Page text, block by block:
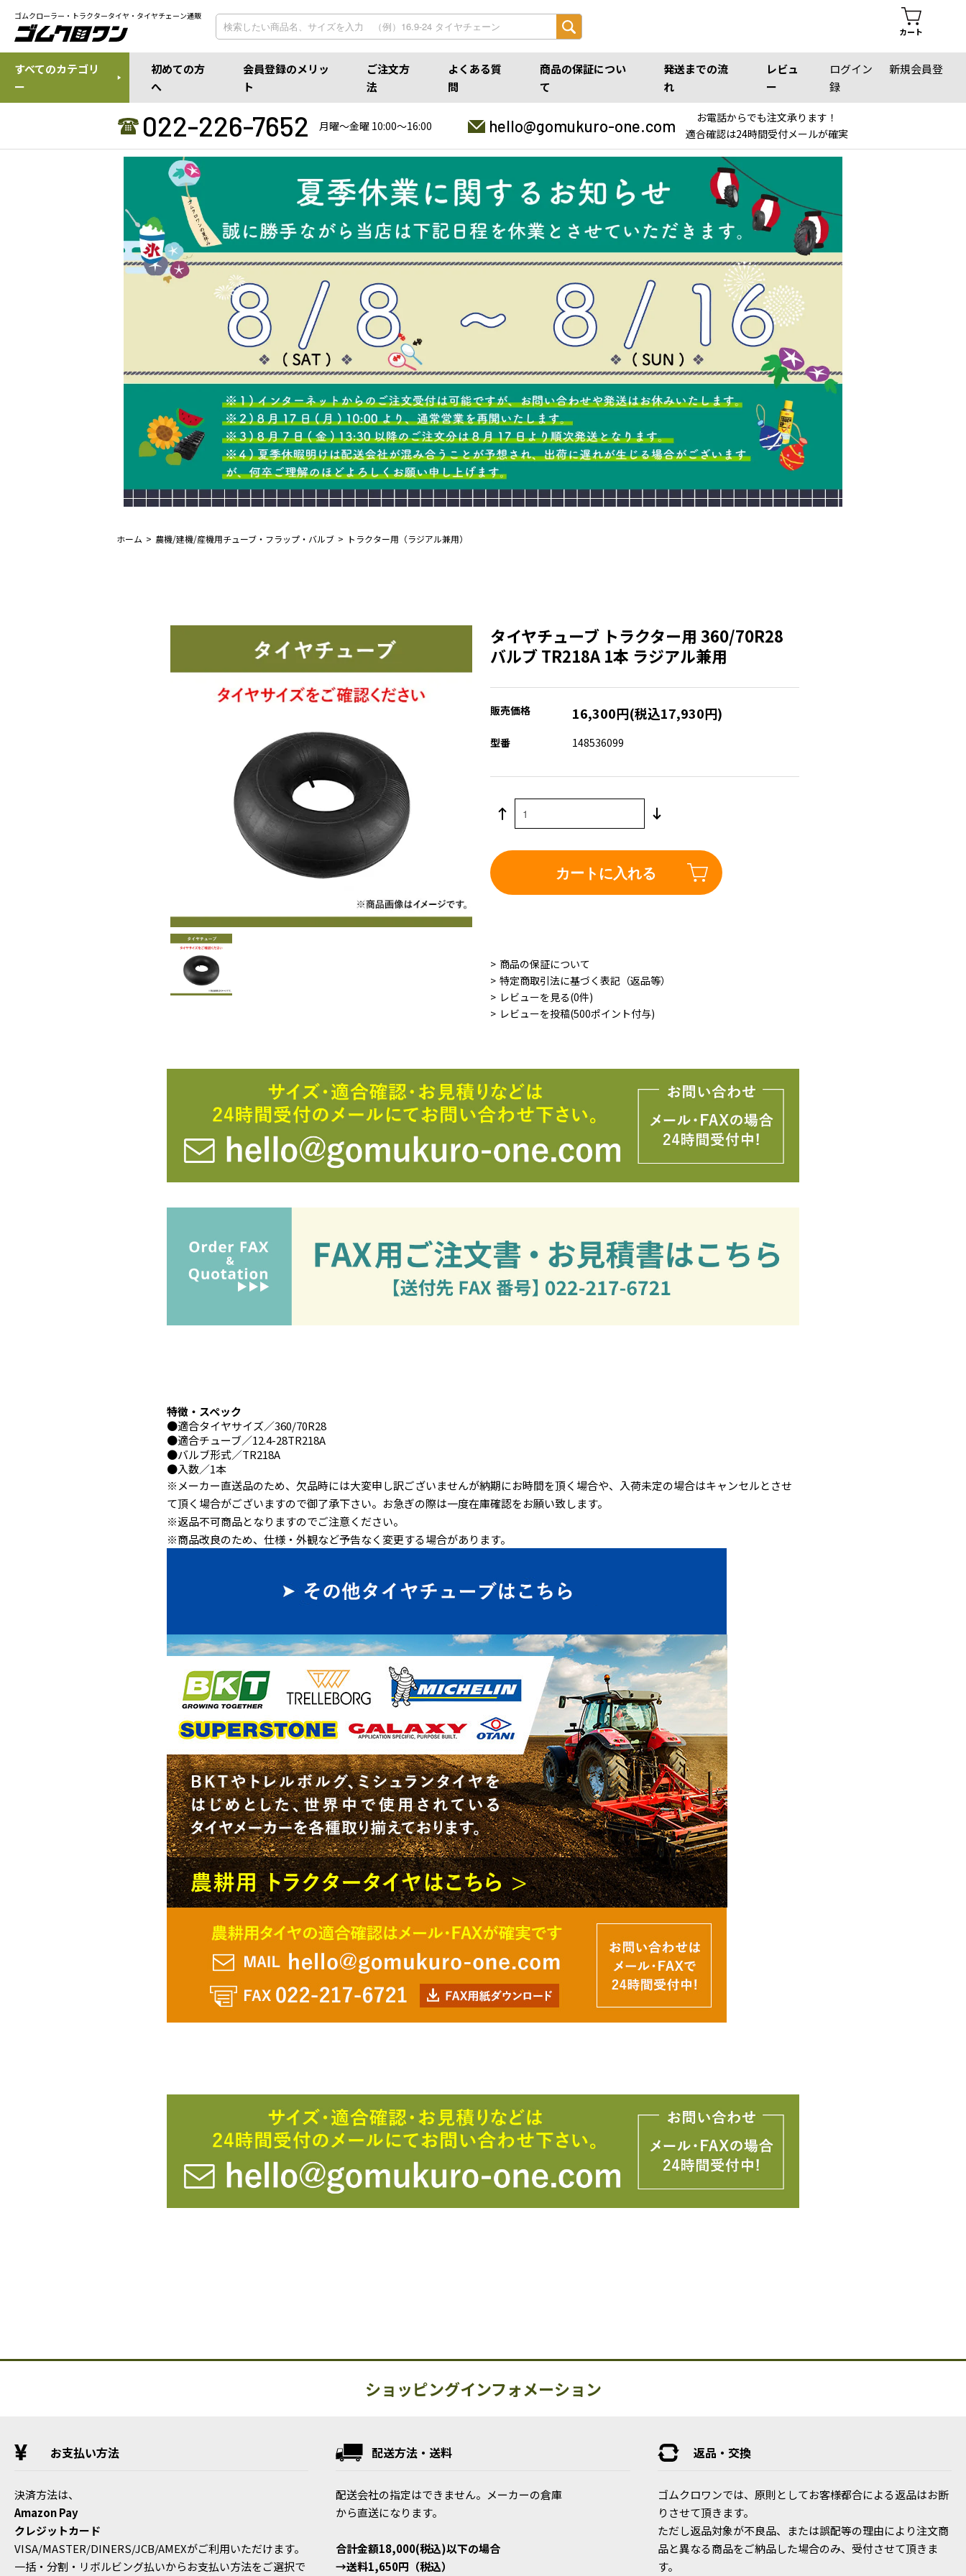
ゴムクローラー・トラクタータイヤ・タイヤチェーン通販
カート
すべてのカテゴリ
ー
初めての方
へ
会員登録のメリッ
ト
ご注文方
法
よくある質
問
商品の保証につい
て
発送までの流
れ
レビュ
ー
ログイン
新規会員登
録
022-226-7652 月曜〜金曜 10:00〜16:00 hello@gomukuro-one.com
お電話からでも注文承ります！
適合確認は24時間受付メールが確実
ホーム 農機/建機/産機用チューブ・フラップ・バルブ トラクター用（ラジアル兼用）
タイヤチューブ トラクター用 360/70R28
バルブ TR218A 1本 ラジアル兼用
販売価格 16,300円(税込17,930円)
型番 148536099
カートに入れる
商品の保証について
特定商取引法に基づく表記（返品等）
レビューを見る(0件)
レビューを投稿(500ポイント付与)
特徴・スペック
●適合タイヤサイズ／360/70R28
●適合チューブ／12.4-28TR218A
●バルブ形式／TR218A
●入数／1本
※メーカー直送品のため、欠品時には大変申し訳ございませんが納期にお時間を頂く場合や、入荷未定の場合はキャンセルとさせ
て頂く場合がございますので御了承下さい。お急ぎの際は一度在庫確認をお願い致します。
※返品不可商品となりますのでご注意ください。
※商品改良のため、仕様・外観など予告なく変更する場合があります。
ショッピングインフォメーション
お支払い方法
決済方法は、
Amazon Pay
クレジットカード
VISA/MASTER/DINERS/JCB/AMEXがご利用いただけます。
一括・分割・リボルビング払いからお支払い方法をご選択で
配送方法・送料
配送会社の指定はできません。メーカーの倉庫
から直送になります。
合計金額18,000(税込)以下の場合
→送料1,650円（税込）
返品・交換
ゴムクロワンでは、原則としてお客様都合による返品はお断
りさせて頂きます。
ただし返品対象が不良品、または誤配等の理由により注文商
品と異なる商品をご納品した場合のみ、受付させて頂きま
す。